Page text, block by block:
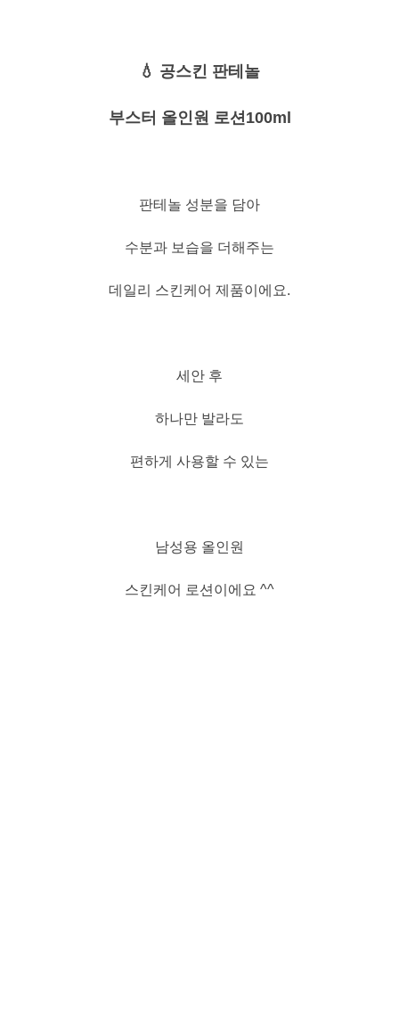
💧 공스킨 판테놀
부스터 올인원 로션100ml
판테놀 성분을 담아
수분과 보습을 더해주는
데일리 스킨케어 제품이에요.
세안 후
하나만 발라도
편하게 사용할 수 있는
남성용 올인원
스킨케어 로션이에요 ^^